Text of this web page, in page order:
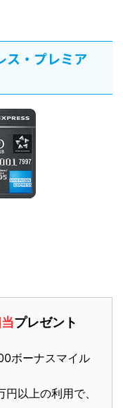
ス・プレミア
プレゼント
ボーナスマイル
以上の利用で、